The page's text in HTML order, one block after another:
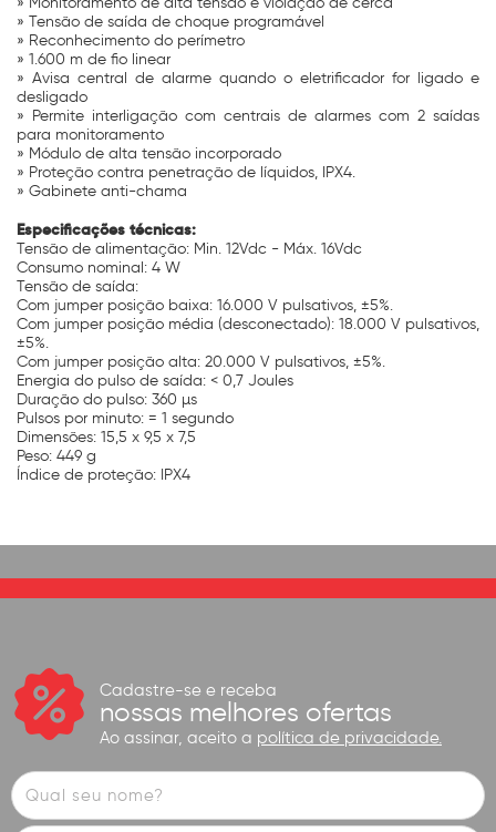
» Tensão de saída de choque programável
» Reconhecimento do perímetro
» 1.600 m de fio linear
» Avisa central de alarme quando o eletrificador for ligado e
desligado
» Permite interligação com centrais de alarmes com 2 saídas
para monitoramento
» Módulo de alta tensão incorporado
» Proteção contra penetração de líquidos, IPX4.
» Gabinete anti-chama
Especificações técnicas:
Tensão de alimentação: Min. 12Vdc - Máx. 16Vdc
Consumo nominal: 4 W
Tensão de saída:
Com jumper posição baixa: 16.000 V pulsativos, ±5%.
Com jumper posição média (desconectado): 18.000 V pulsativos,
±5%.
Com jumper posição alta: 20.000 V pulsativos, ±5%.
Energia do pulso de saída: < 0,7 Joules
Duração do pulso: 360 µs
Pulsos por minuto: = 1 segundo
Dimensões: 15,5 x 9,5 x 7,5
Peso: 449 g
Índice de proteção: IPX4
Cadastre-se e receba
nossas melhores ofertas
Ao assinar, aceito a política de privacidade.